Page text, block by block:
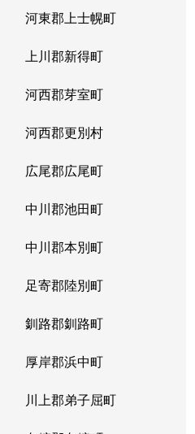
河東郡上士幌町
上川郡新得町
河西郡芽室町
河西郡更別村
広尾郡広尾町
中川郡池田町
中川郡本別町
足寄郡陸別町
釧路郡釧路町
厚岸郡浜中町
川上郡弟子屈町